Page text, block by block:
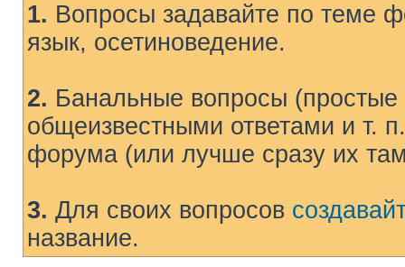
1. Вопросы задавайте по теме
язык, осетиноведение.
2. Банальные вопросы
общеизвестными ответами и т.
форума (или лучше сразу их
3. Для своих вопросов
название.